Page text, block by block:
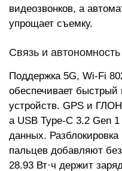
видеозвонков, а
упрощает съемку.
Связь и автономность
Поддержка 5G, Wi-Fi
обеспечивает быстрый
устройств. GPS и
а USB Type-C 3.2 Gen
данных. Разблокировка
пальцев добавляют
28.93 Вт·ч держит